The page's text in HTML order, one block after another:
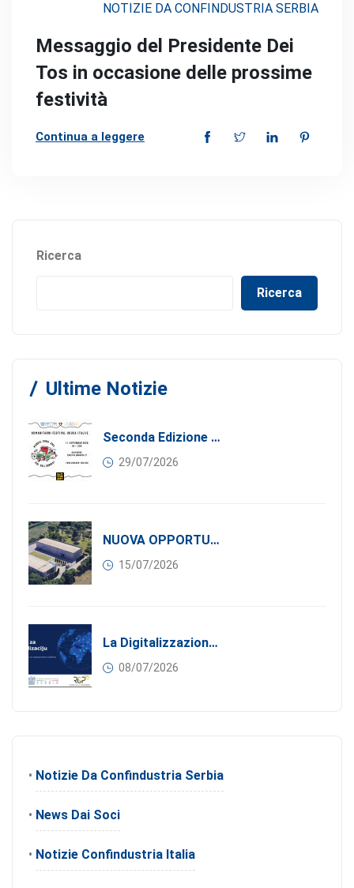
NOTIZIE DA CONFINDUSTRIA SERBIA
Messaggio del Presidente Dei
Tos in occasione delle prossime
festività
Continua a leggere
Ricerca
Ricerca
Ultime Notizie
Seconda Edizione Di MANGIA. DONA. AMA: Quando La Gastronomia Incontra La Solidarietà, 11 Settembre 2026
29/07/2026
NUOVA OPPORTUNITÀ DI BUSINESS PER I SOCI DI CONFINDUSTRIA SERBIA: Affitasi Un Moderno Capannone Industriale A Pančevo – 1.200 M² Nella Zona Industriale
15/07/2026
La Digitalizzazione Come Motore Dell’internazionalizzazione
08/07/2026
• Notizie Da Confindustria Serbia
• News Dai Soci
• Notizie Confindustria Italia